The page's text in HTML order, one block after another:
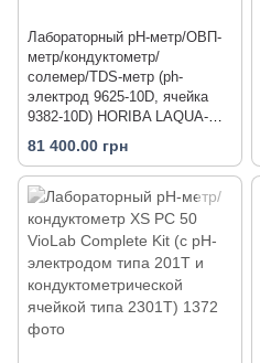
Лабораторный pH-метр/ОВП-
метр/кондуктометр/
солемер/TDS-метр (ph-
электрод 9625-10D, ячейка
9382-10D) HORIBA LAQUA-
PC2000-SR
81 400.00 грн